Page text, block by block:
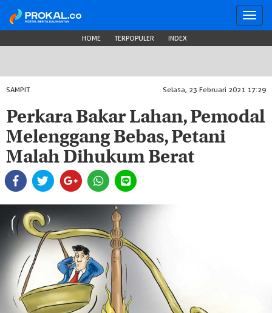
HOME TERPOPULER INDEX
SAMPIT Selasa, 23 Februari 2021 17:29
Perkara Bakar Lahan, Pemodal
Melenggang Bebas, Petani
Malah Dihukum Berat